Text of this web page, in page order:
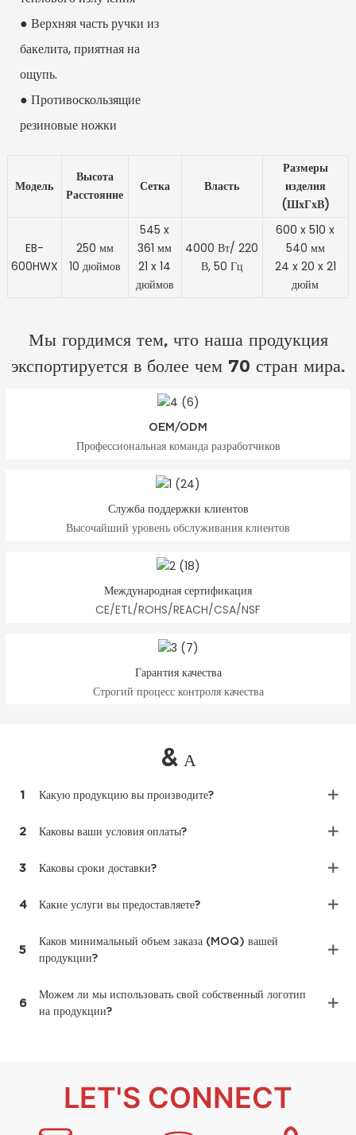
● Верхняя часть ручки из
бакелита, приятная на
ощупь.
● Противоскользящие
резиновые ножки
Модель
Высота
Расстояние
Сетка Власть
Размеры
изделия
(ШхГхВ)
EB-
600HWX
250 мм
10 дюймов
545 x
361 мм
21 x 14
дюймов
4000 Вт/ 220
В, 50 Гц
600 x 510 x
540 мм
24 x 20 x 21
дюйм
Мы гордимся тем, что наша продукция
экспортируется в более чем 70 стран мира.
OEM/ODM
Профессиональная команда разработчиков
Служба поддержки клиентов
Высочайший уровень обслуживания клиентов
Международная сертификация
CE/ETL/ROHS/REACH/CSA/NSF
Гарантия качества
Строгий процесс контроля качества
&А
1 Какую продукцию вы производите?
2 Каковы ваши условия оплаты?
3 Каковы сроки доставки?
4 Какие услуги вы предоставляете?
5
Каков минимальный объем заказа (MOQ) вашей
продукции?
6
Можем ли мы использовать свой собственный логотип
на продукции?
LET'S CONNECT